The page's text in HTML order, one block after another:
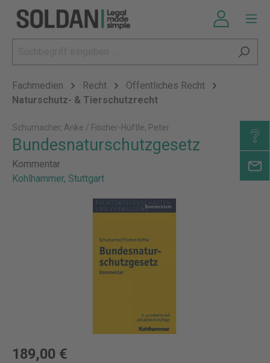
Fachmedien Recht
Öffentliches Recht
Naturschutz- & Tierschutzrecht
Schumacher, Anke / Fischer-Hüftle, Peter
Bundesnaturschutzgesetz
Kommentar
Kohlhammer, Stuttgart
189,00 €